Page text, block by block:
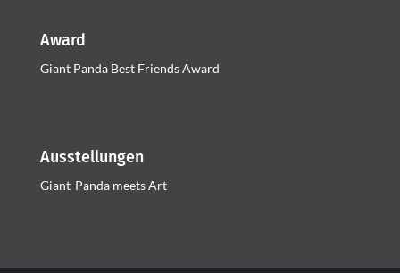
Award
Giant Panda Best Friends Award
Ausstellungen
Giant-Panda meets Art